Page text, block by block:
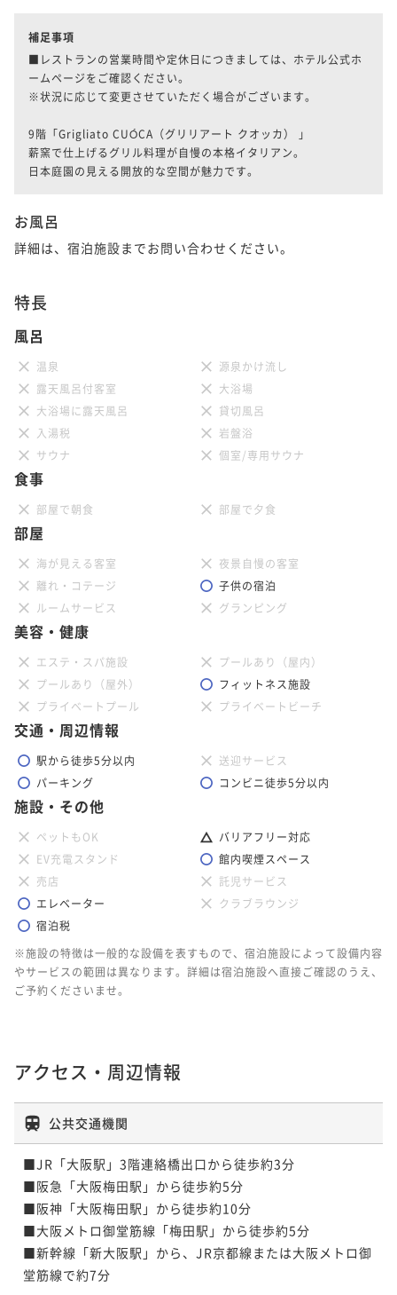
補足事項
■レストランの営業時間や定休日につきましては、ホテル公式ホ
ームページをご確認ください。
※状況に応じて変更させていただく場合がございます。
9階「Grigliato CUÓCA（グリリアート クオッカ） 」
薪窯で仕上げるグリル料理が自慢の本格イタリアン。
日本庭園の見える開放的な空間が魅力です。
お風呂
詳細は、宿泊施設までお問い合わせください。
特長
風呂
温泉
源泉かけ流し
露天風呂付客室
大浴場
大浴場に露天風呂
貸切風呂
入湯税
岩盤浴
サウナ
個室/専用サウナ
食事
部屋で朝食 部屋で夕食
部屋
海が見える客室
夜景自慢の客室
離れ・コテージ
子供の宿泊
ルームサービス
グランピング
美容・健康
エステ・スパ施設
プールあり（屋内）
プールあり（屋外）
フィットネス施設
プライベートプール
プライベートビーチ
交通・周辺情報
駅から徒歩5分以内
送迎サービス
パーキング
コンビニ徒歩5分以内
施設・その他
ペットもOK
バリアフリー対応
EV充電スタンド
館内喫煙スペース
売店
託児サービス
エレベーター
クラブラウンジ
宿泊税
※施設の特徴は一般的な設備を表すもので、宿泊施設によって設備内容
やサービスの範囲は異なります。詳細は宿泊施設へ直接ご確認のうえ、
ご予約くださいませ。
アクセス・周辺情報
公共交通機関
■JR「大阪駅」3階連絡橋出口から徒歩約3分
■阪急「大阪梅田駅」から徒歩約5分
■阪神「大阪梅田駅」から徒歩約10分
■大阪メトロ御堂筋線「梅田駅」から徒歩約5分
■新幹線「新大阪駅」から、JR京都線または大阪メトロ御
堂筋線で約7分